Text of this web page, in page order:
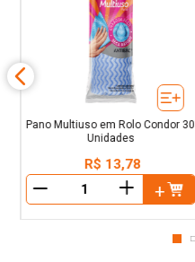
Pano Multiuso em Rolo Condor 30
Unidades
R$ 13,78
＋